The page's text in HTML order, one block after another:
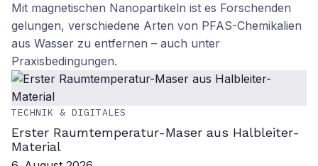
Mit magnetischen Nanopartikeln ist es Forschenden
gelungen, verschiedene Arten von PFAS-Chemikalien
aus Wasser zu entfernen – auch unter
Praxisbedingungen.
TECHNIK & DIGITALES
Erster Raumtemperatur-Maser aus Halbleiter-
Material